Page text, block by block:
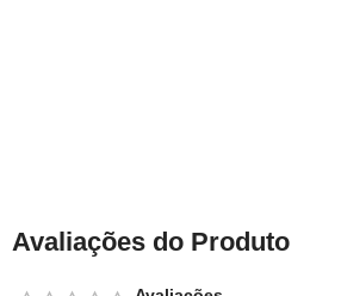
Avaliações do Produto